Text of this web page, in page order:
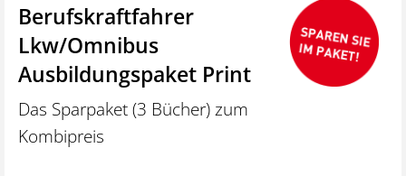
Berufskraftfahrer
Lkw/Omnibus
Ausbildungspaket Print
Das Sparpaket (3 Bücher) zum
Kombipreis